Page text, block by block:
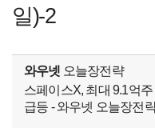
일)-2
와우넷 오늘장전략
스페이스X, 최대 9.1억
급등 - 와우넷 오늘장전